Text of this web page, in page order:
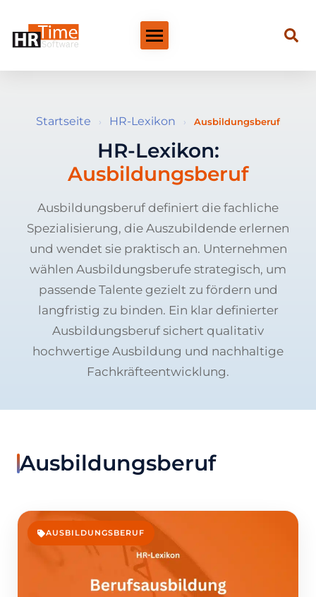
Startseite › HR-Lexikon › Ausbildungsberuf
HR-Lexikon:
Ausbildungsberuf
Ausbildungsberuf definiert die fachliche
Spezialisierung, die Auszubildende erlernen
und wendet sie praktisch an. Unternehmen
wählen Ausbildungsberufe strategisch, um
passende Talente gezielt zu fördern und
langfristig zu binden. Ein klar definierter
Ausbildungsberuf sichert qualitativ
hochwertige Ausbildung und nachhaltige
Fachkräfteentwicklung.
Ausbildungsberuf
AUSBILDUNGSBERUF